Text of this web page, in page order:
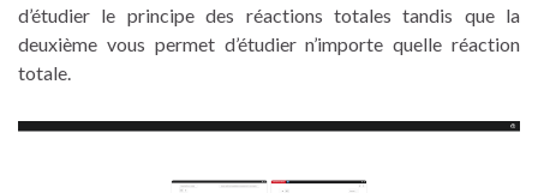
d’étudier le principe des réactions totales tandis que la
deuxième vous permet d’étudier n’importe quelle réaction
totale.